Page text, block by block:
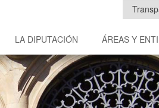
LA DIPUTACIÓN ÁREAS Y